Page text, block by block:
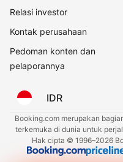
Relasi investor
Kontak perusahaan
Pedoman konten dan
pelaporannya
IDR
Booking.com merupakan
terkemuka di dunia untuk
Hak cipta © 1996–2026